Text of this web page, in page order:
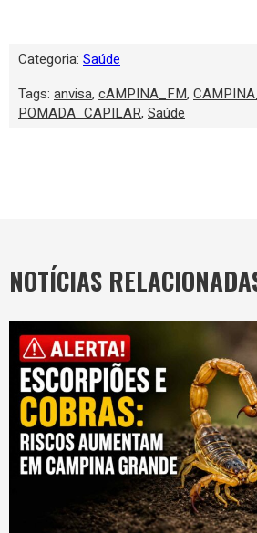
Categoria: Saúde
Tags: anvisa, cAMPINA_FM,
POMADA_CAPILAR, Saúde
NOTÍCIAS